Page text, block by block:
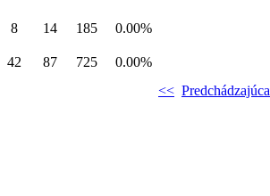
8 14 185 0.00%
42 87 725
0.00%
<< Predchádzajúca